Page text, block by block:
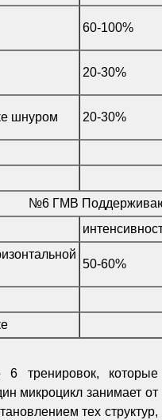
60-100%
20-30%
шнуром 20-30%
№6 ГМВ
50-60%
тренировок, которые
микроцикл занимает от
тех структур,